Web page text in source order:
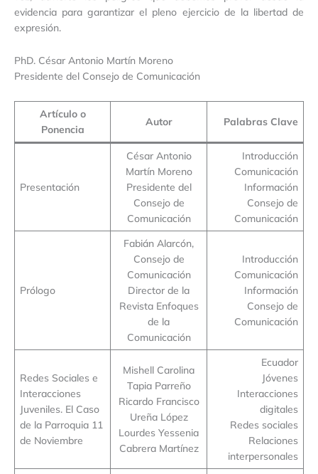
evidencia para garantizar el pleno ejercicio de la libertad de
expresión.
PhD. César Antonio Martín Moreno
Presidente del Consejo de Comunicación
Artículo o
Ponencia
Autor Palabras Clave
Presentación
César Antonio
Martín Moreno
Presidente del
Consejo de
Comunicación
Introducción
Comunicación
Información
Consejo de
Comunicación
Prólogo
Fabián Alarcón,
Consejo de
Comunicación
Director de la
Revista Enfoques
de la
Comunicación
Introducción
Comunicación
Información
Consejo de
Comunicación
Redes Sociales e
Interacciones
Juveniles. El Caso
de la Parroquia 11
de Noviembre
Mishell Carolina
Tapia Parreño
Ricardo Francisco
Ureña López
Lourdes Yessenia
Cabrera Martínez
Ecuador
Jóvenes
Interacciones
digitales
Redes sociales
Relaciones
interpersonales